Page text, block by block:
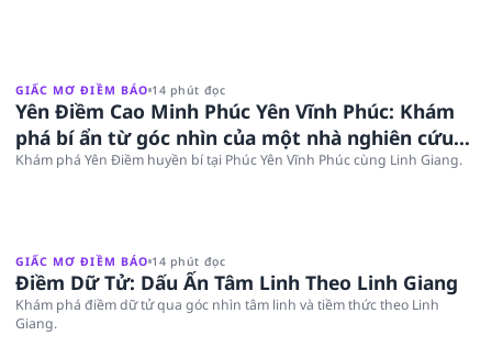
GIẤC MƠ ĐIỀM BÁO 14 phút đọc
Yên Điềm Cao Minh Phúc Yên Vĩnh Phúc: Khám
phá bí ẩn từ góc nhìn của một nhà nghiên cứu
tâm linh
Khám phá Yên Điềm huyền bí tại Phúc Yên Vĩnh Phúc cùng Linh Giang.
GIẤC MƠ ĐIỀM BÁO 14 phút đọc
Điềm Dữ Tử: Dấu Ấn Tâm Linh Theo Linh Giang
Khám phá điềm dữ tử qua góc nhìn tâm linh và tiềm thức theo Linh
Giang.